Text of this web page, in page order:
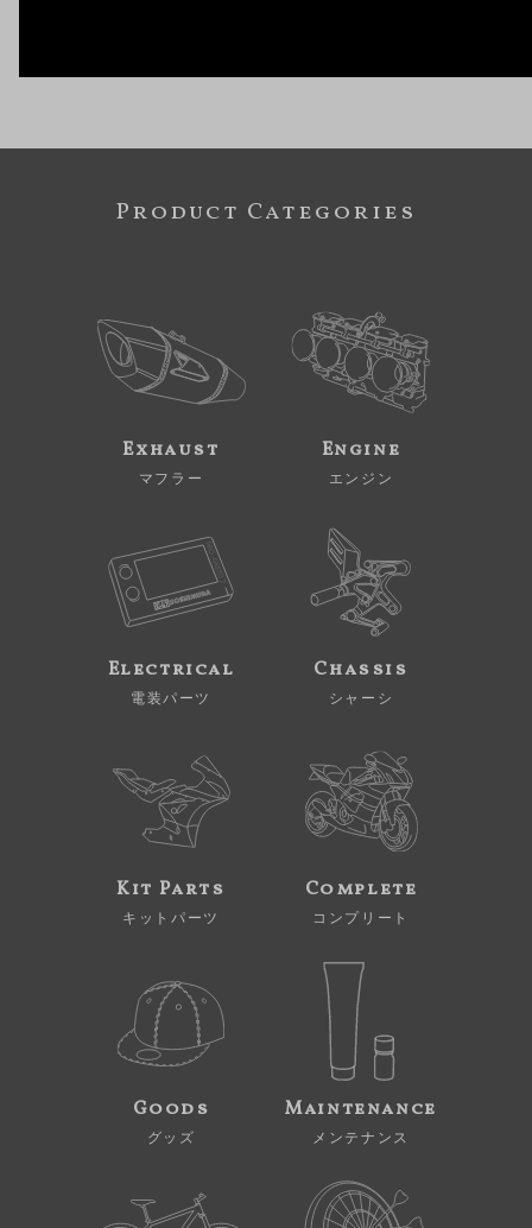
Product Categories
Exhaust
マフラー
Engine
エンジン
Electrical
電装パーツ
Chassis
シャーシ
Kit Parts
キットパーツ
Complete
コンプリート
Goods
グッズ
Maintenance
メンテナンス